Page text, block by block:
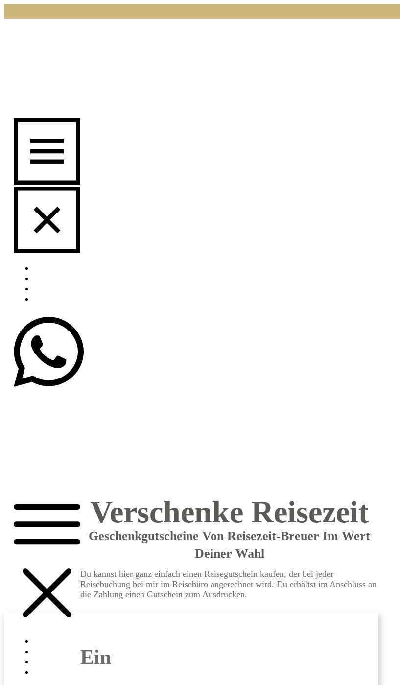
Verschenke Reisezeit
Geschenkgutscheine Von Reisezeit-Breuer Im Wert
Deiner Wahl
Du kannst hier ganz einfach einen Reisegutschein kaufen, der bei jeder
Reisebuchung bei mir im Reisebüro angerechnet wird. Du erhältst im Anschluss an
die Zahlung einen Gutschein zum Ausdrucken.
Ein